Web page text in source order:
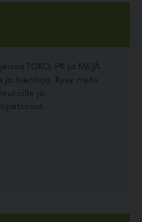
TOKO, PK ja MEJÄ
luentoja. Kysy myös
ja